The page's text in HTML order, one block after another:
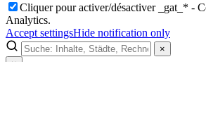
Cliquer pour activer/désactiver _gat_* -
Analytics.
Accept settingsHide notification only
×
×